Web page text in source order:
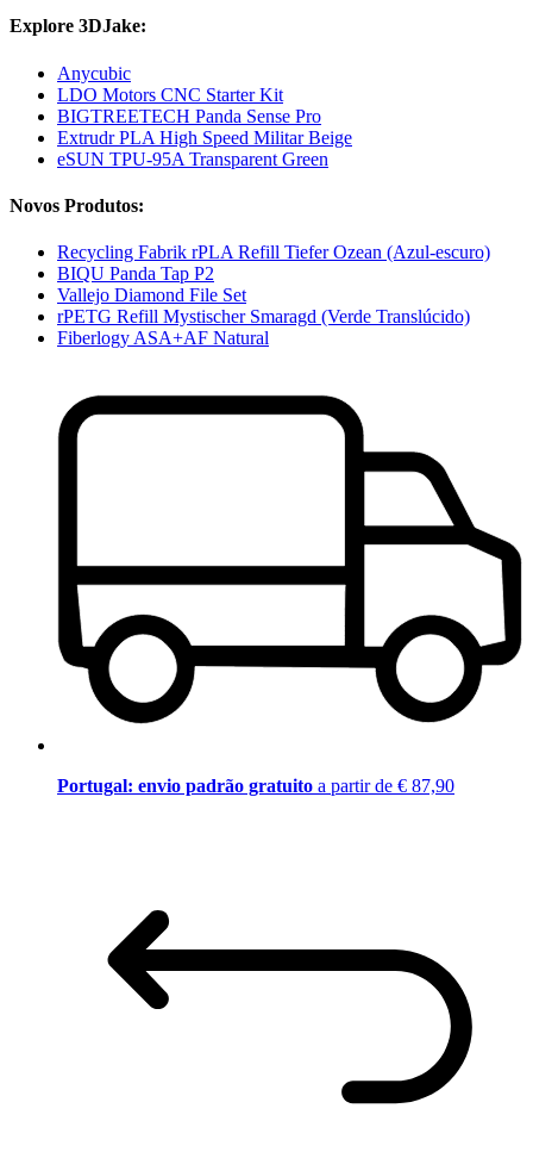
Explore 3DJake:
Anycubic
LDO Motors CNC Starter Kit
BIGTREETECH Panda Sense Pro
Extrudr PLA High Speed Militar Beige
eSUN TPU-95A Transparent Green
Novos Produtos:
Recycling Fabrik rPLA Refill Tiefer Ozean (Azul-escuro)
BIQU Panda Tap P2
Vallejo Diamond File Set
rPETG Refill Mystischer Smaragd (Verde Translúcido)
Fiberlogy ASA+AF Natural
Portugal: envio padrão gratuito a partir de € 87,90